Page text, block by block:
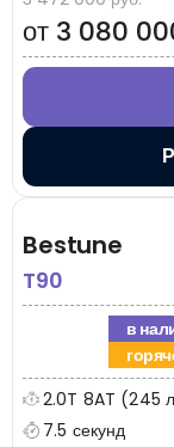
от 3 080
Bestune
T90
в
2.0T 8AT (245
7.5 секунд